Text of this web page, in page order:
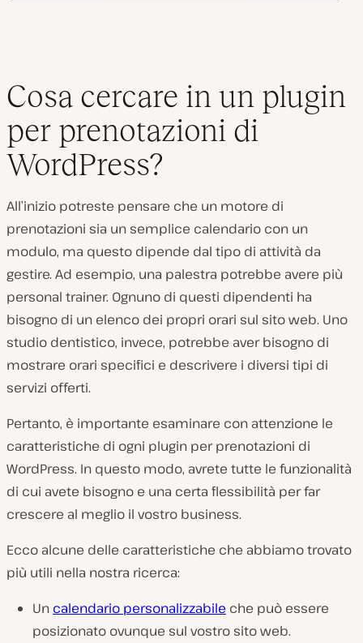
Cosa cercare in un plugin
per prenotazioni di
WordPress?
All’inizio potreste pensare che un motore di
prenotazioni sia un semplice calendario con un
modulo, ma questo dipende dal tipo di attività da
gestire. Ad esempio, una palestra potrebbe avere più
personal trainer. Ognuno di questi dipendenti ha
bisogno di un elenco dei propri orari sul sito web. Uno
studio dentistico, invece, potrebbe aver bisogno di
mostrare orari specifici e descrivere i diversi tipi di
servizi offerti.
Pertanto, è importante esaminare con attenzione le
caratteristiche di ogni plugin per prenotazioni di
WordPress. In questo modo, avrete tutte le funzionalità
di cui avete bisogno e una certa flessibilità per far
crescere al meglio il vostro business.
Ecco alcune delle caratteristiche che abbiamo trovato
più utili nella nostra ricerca:
Un calendario personalizzabile che può essere
posizionato ovunque sul vostro sito web.